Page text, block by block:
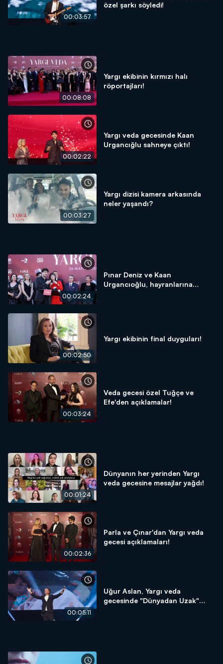
00:03:57
özel şarkı söyledi!
00:08:08
Yargı ekibinin kırmızı halı
röportajları!
00:02:22
Yargı veda gecesinde Kaan
Urgancığlu sahneye çıktı!
00:03:27
Yargı dizisi kamera arkasında
neler yaşandı?
00:02:24
Pınar Deniz ve Kaan
Urgancıoğlu, hayranlarına
00:02:50
Yargı ekibinin final duyguları!
00:03:24
Veda gecesi özel Tuğçe ve
Efe'den açıklamalar!
00:01:24
Dünyanın her yerinden Yargı
veda gecesine mesajlar yağdı!
00:02:36
Parla ve Çınar'dan Yargı veda
gecesi açıklamaları!
00:05:11
Uğur Aslan, Yargı veda
gecesinde "Dünyadan Uzak"